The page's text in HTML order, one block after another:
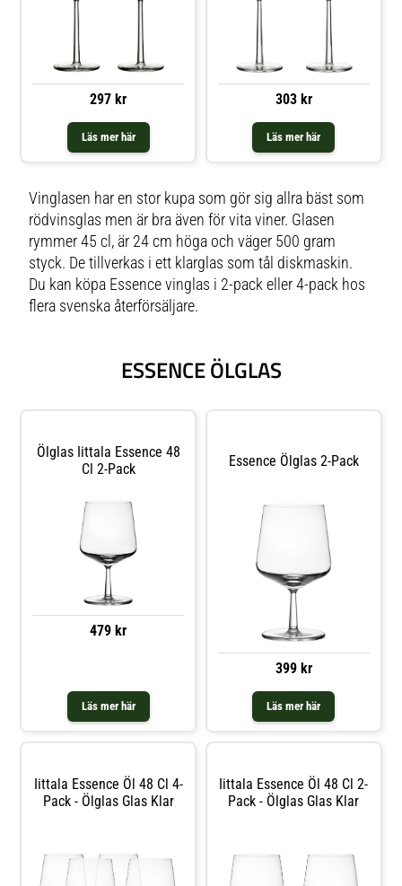
297 kr
Läs mer här
303 kr
Läs mer här
Vinglasen har en stor kupa som gör sig allra bäst som
rödvinsglas men är bra även för vita viner. Glasen
rymmer 45 cl, är 24 cm höga och väger 500 gram
styck. De tillverkas i ett klarglas som tål diskmaskin.
Du kan köpa Essence vinglas i 2-pack eller 4-pack hos
flera svenska återförsäljare.
ESSENCE ÖLGLAS
Ölglas Iittala Essence 48
Cl 2-Pack
479 kr
Läs mer här
Essence Ölglas 2-Pack
399 kr
Läs mer här
Iittala Essence Öl 48 Cl 4-
Pack - Ölglas Glas Klar
Iittala Essence Öl 48 Cl 2-
Pack - Ölglas Glas Klar